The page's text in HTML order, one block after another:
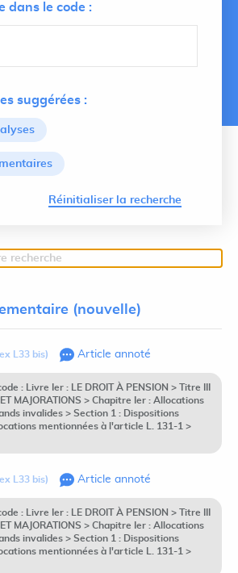
dans le code :
suggérées :
Réinitialiser la recherche
recherche
(nouvelle)
L33 bis) Article annoté
: Livre Ier : LE DROIT À PENSION > Titre III
MAJORATIONS > Chapitre Ier : Allocations
invalides > Section 1 : Dispositions
mentionnées à l'article L. 131-1 >
L33 bis) Article annoté
: Livre Ier : LE DROIT À PENSION > Titre III
MAJORATIONS > Chapitre Ier : Allocations
invalides > Section 1 : Dispositions
mentionnées à l'article L. 131-1 >